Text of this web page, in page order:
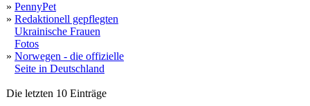
» PennyPet
» Redaktionell gepflegten
Ukrainische Frauen
Fotos
» Norwegen - die offizielle
Seite in Deutschland
Die letzten 10 Einträge